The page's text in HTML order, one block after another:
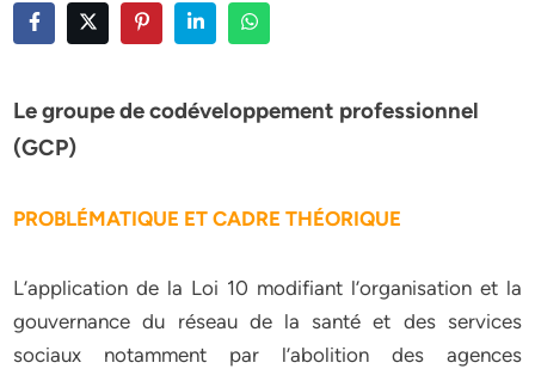
Le groupe de codéveloppement professionnel
(GCP)
PROBLÉMATIQUE ET CADRE THÉORIQUE
L’application de la Loi 10 modifiant l’organisation et la
gouvernance du réseau de la santé et des services
sociaux notamment par l’abolition des agences